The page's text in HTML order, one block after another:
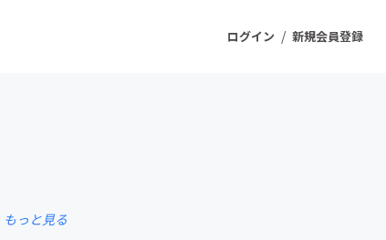
ログイン / 新規会員登録
もっと見る